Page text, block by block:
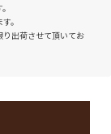
。
出荷させて頂いてお